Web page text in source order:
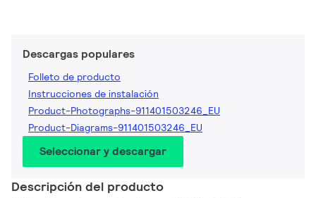
Descargas populares
Folleto de producto
Instrucciones de instalación
Product-Photographs-911401503246_EU
Product-Diagrams-911401503246_EU
Seleccionar y descargar
Descripción del producto